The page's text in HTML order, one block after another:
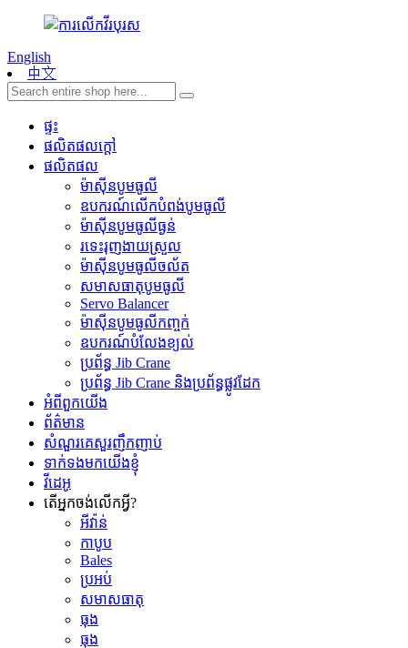
English
中文
ផ្ទះ
ផលិតផលក្តៅ
ផលិតផល
ម៉ាស៊ីនបូមធូលី
ឧបករណ៍លើកបំពង់បូមធូលី
ម៉ាស៊ីនបូមធូលីធ្ងន់
រទេះរុញងាយស្រួល
ម៉ាស៊ីនបូមធូលីចល័ត
សមាសធាតុបូមធូលី
Servo Balancer
ម៉ាស៊ីនបូមធូលីកញ្ចក់
ឧបករណ៍បំលែងខ្យល់
ប្រព័ន្ធ Jib Crane
ប្រព័ន្ធ Jib Crane និងប្រព័ន្ធផ្លូវដែក
អំពីពួកយើង
ព័ត៌មាន
សំណួរគេសួរញឹកញាប់
ទាក់ទងមកយើងខ្ញុំ
វីដេអូ
តើអ្នកចង់លើកអ្វី?
អីវ៉ាន់
កាបូប
Bales
ប្រអប់
សមាសធាតុ
ធុង
ធុង